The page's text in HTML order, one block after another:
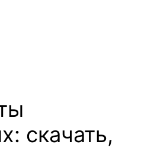
скачать,